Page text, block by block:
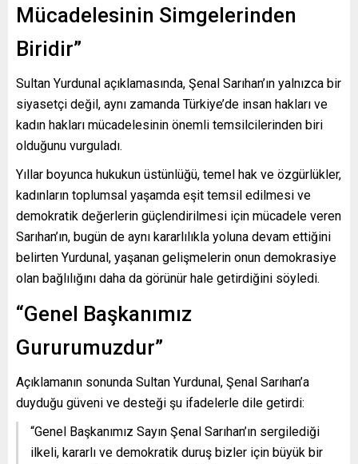
Mücadelesinin Simgelerinden
Biridir”
Sultan Yurdunal açıklamasında, Şenal Sarıhan’ın yalnızca bir
siyasetçi değil, aynı zamanda Türkiye’de insan hakları ve
kadın hakları mücadelesinin önemli temsilcilerinden biri
olduğunu vurguladı.
Yıllar boyunca hukukun üstünlüğü, temel hak ve özgürlükler,
kadınların toplumsal yaşamda eşit temsil edilmesi ve
demokratik değerlerin güçlendirilmesi için mücadele veren
Sarıhan’ın, bugün de aynı kararlılıkla yoluna devam ettiğini
belirten Yurdunal, yaşanan gelişmelerin onun demokrasiye
olan bağlılığını daha da görünür hale getirdiğini söyledi.
“Genel Başkanımız
Gururumuzdur”
Açıklamanın sonunda Sultan Yurdunal, Şenal Sarıhan’a
duyduğu güveni ve desteği şu ifadelerle dile getirdi:
“Genel Başkanımız Sayın Şenal Sarıhan’ın sergilediği
ilkeli, kararlı ve demokratik duruş bizler için büyük bir